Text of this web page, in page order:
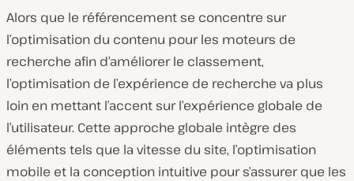
Alors que le référencement se concentre sur
l’optimisation du contenu pour les moteurs de
recherche afin d’améliorer le classement,
l’optimisation de l’expérience de recherche va plus
loin en mettant l’accent sur l’expérience globale de
l’utilisateur. Cette approche globale intègre des
éléments tels que la vitesse du site, l’optimisation
mobile et la conception intuitive pour s’assurer que les